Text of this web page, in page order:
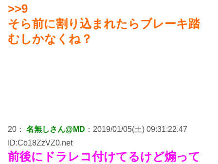
>>9
そら前に割り込まれたらブレーキ踏
むしかなくね？
20： 名無しさん@MD ：2019/01/05(土) 09:31:22.47
ID:Co18ZzVZ0.net
前後にドラレコ付けてるけど煽って